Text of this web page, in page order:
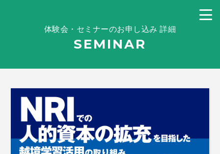
体験会・セミナーのお申し込み 詳細
SEMINAR